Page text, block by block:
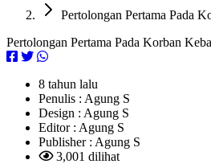
Pertolongan Pertama Pada
Pertolongan Pertama Pada Korban
8 tahun lalu
Penulis : Agung S
Design : Agung S
Editor : Agung S
Publisher : Agung S
3,001 dilihat